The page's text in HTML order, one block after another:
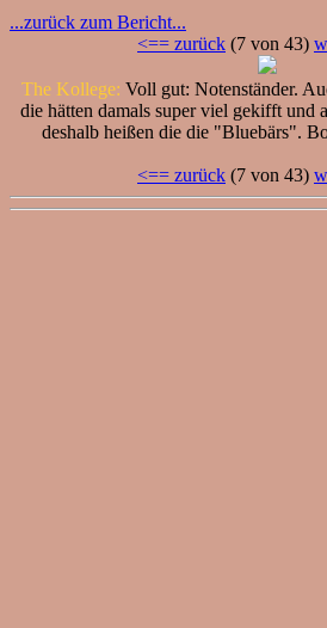
...zurück zum Bericht...
<== zurück (7 von 43)
The Kollege: Voll gut: Notenständer.
die hätten damals super viel gekifft und
deshalb heißen die die "Bluebärs".
<== zurück (7 von 43)